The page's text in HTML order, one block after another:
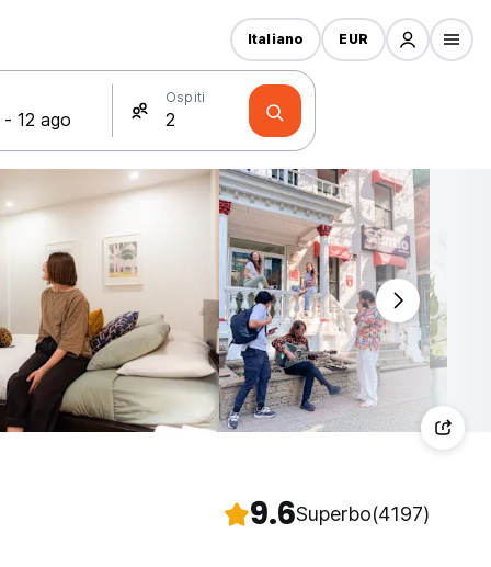
Ospiti
Italiano EUR
9.6Superbo(4197)